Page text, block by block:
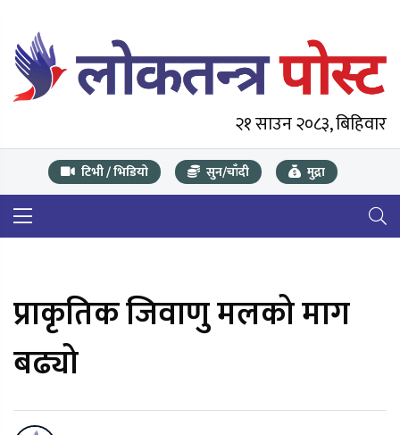
२१ साउन २०८३, बिहिवार
टिभी / भिडियो सुन/चाँदी मुद्रा
प्राकृतिक जिवाणु मलको माग
बढ्यो